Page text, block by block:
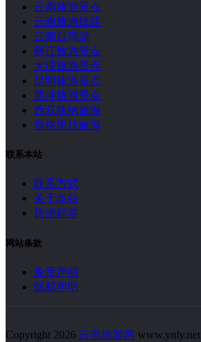
云南旅游景点
云南旅游线路
云南自驾游
丽江旅游景点
大理旅游景点
昆明旅游景点
腾冲旅游景点
西双版纳旅游
香格里拉旅游
联系本站
联系方式
关于本站
旅游标签
网站条款
免责声明
版权声明
Copyright 2026 云南旅游网 www.ynly.net